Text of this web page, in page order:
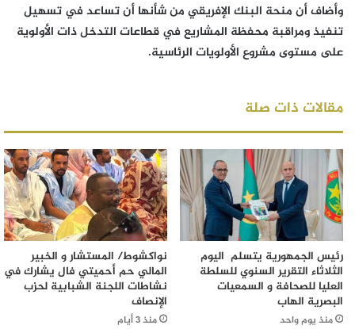
وأضاف أن منحة البنك الإفريقي من شأنها أن تساعد في تسهيل
تنفيذ ومراقبة محفظة المشاريع في قطاعات التدخل ذات الأولوية
على مستوى مشروع الأولويات الرئاسية.
مقالات ذات صلة
رئيس الجمهورية يتسلم اليوم
الثلاثاء التقرير السنوي للسلطة
العليا للصحافة و السمعيات
البصرية الهاب
منذ يوم واحد
نواكشوط/ المستشار و الخبير
المالي حم أحميتي فال يشارك في
نشاطات اللجنة الشبابية لحزب
الإنصاف
منذ 3 أيام